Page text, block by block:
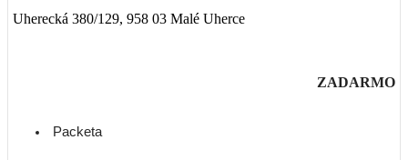
Uherecká 380/129, 958 03 Malé Uherce
ZADARMO
Packeta